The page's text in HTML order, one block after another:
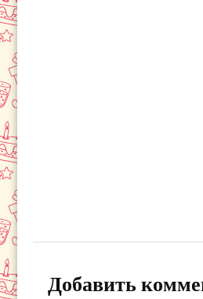
Добавить